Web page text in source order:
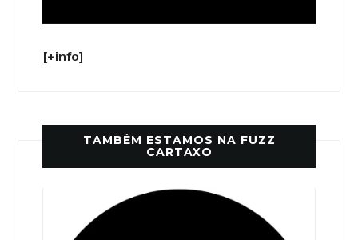
[+info]
TAMBÉM ESTAMOS NA FUZZ
CARTAXO